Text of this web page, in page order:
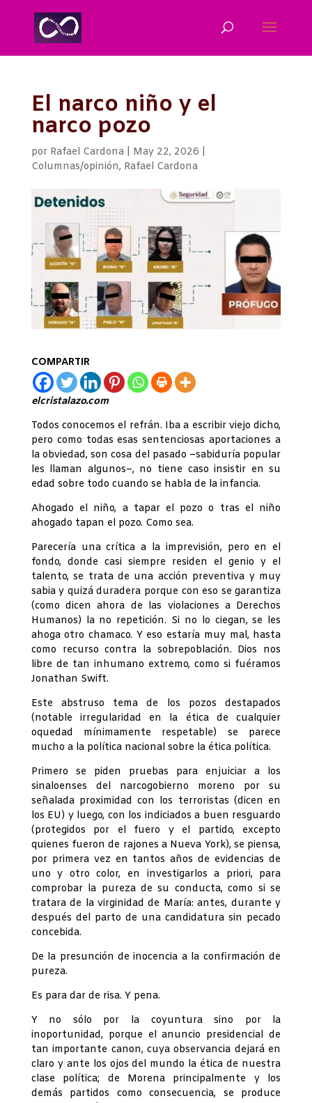
El narco niño y el
narco pozo
por Rafael Cardona| May 22, 2026
Columnas/opinión, Rafael Cardona
COMPARTIR
elcristalazo.com
Todos conocemos el refrán. Iba a escribir viejo dicho,
pero como todas esas sentenciosas aportaciones a
la obviedad, son cosa del pasado –sabiduría popular
les llaman algunos–, no tiene caso insistir en su
edad sobre todo cuando se habla de la infancia.
Ahogado el niño, a tapar el pozo o tras el niño
ahogado tapan el pozo. Como sea.
Parecería una crítica a la imprevisión, pero en el
fondo, donde casi siempre residen el genio y el
talento, se trata de una acción preventiva y muy
sabia y quizá duradera porque con eso se garantiza
(como dicen ahora de las violaciones a Derechos
Humanos) la no repetición. Si no lo ciegan, se les
ahoga otro chamaco. Y eso estaría muy mal, hasta
como recurso contra la sobrepoblación. Dios nos
libre de tan inhumano extremo, como si fuéramos
Jonathan Swift.
Este abstruso tema de los pozos destapados
(notable irregularidad en la ética de cualquier
oquedad mínimamente respetable) se parece
mucho a la política nacional sobre la ética política.
Primero se piden pruebas para enjuiciar a los
sinaloenses del narcogobierno moreno por su
señalada proximidad con los terroristas (dicen en
los EU) y luego, con los indiciados a buen resguardo
(protegidos por el fuero y el partido, excepto
quienes fueron de rajones a Nueva York), se piensa,
por primera vez en tantos años de evidencias de
uno y otro color, en investigarlos a priori, para
comprobar la pureza de su conducta, como si se
tratara de la virginidad de María: antes, durante y
después del parto de una candidatura sin pecado
concebida.
De la presunción de inocencia a la confirmación de
pureza.
Es para dar de risa. Y pena.
Y no sólo por la coyuntura sino por la
inoportunidad, porque el anuncio presidencial de
tan importante canon, cuya observancia dejará en
claro y ante los ojos del mundo la ética de nuestra
clase política; de Morena principalmente y los
demás partidos como consecuencia, se produce